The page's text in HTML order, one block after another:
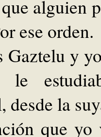
alguien
ese orden.
Gaztelu y
le
desde la
que